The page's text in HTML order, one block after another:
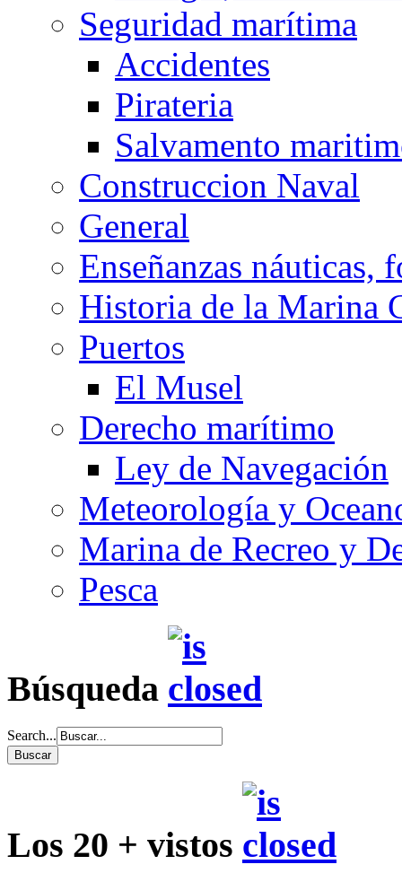
Seguridad marítima
Accidentes
Pirateria
Salvamento
Construccion Naval
General
Enseñanzas náuticas,
Historia de la Marina
Puertos
El Musel
Derecho marítimo
Ley de Navegación
Meteorología y
Marina de Recreo y
Pesca
Búsqueda
Search...
Los 20 + vistos